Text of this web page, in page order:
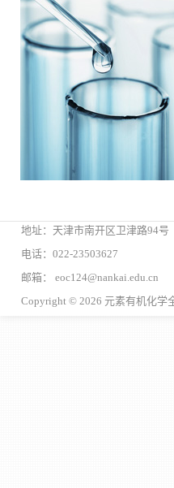
地址：天津市南开区卫津路94号
电话：022-23503627
邮箱： eoc124@nankai.edu.cn
Copyright © 2026 元素有机化学